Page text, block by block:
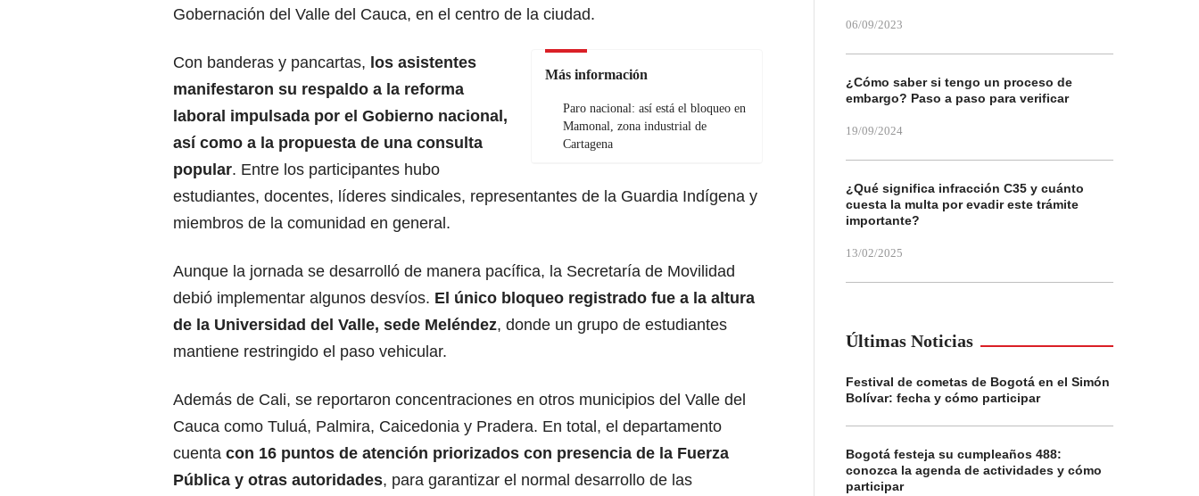
Gobernación del Valle del Cauca, en el centro de la ciudad.
Más información
Paro nacional: así está el bloqueo en
Mamonal, zona industrial de
Cartagena
Con banderas y pancartas, los asistentes
manifestaron su respaldo a la reforma
laboral impulsada por el Gobierno nacional,
así como a la propuesta de una consulta
popular. Entre los participantes hubo
estudiantes, docentes, líderes sindicales, representantes de la Guardia Indígena y
miembros de la comunidad en general.
Aunque la jornada se desarrolló de manera pacífica, la Secretaría de Movilidad
debió implementar algunos desvíos. El único bloqueo registrado fue a la altura
de la Universidad del Valle, sede Meléndez, donde un grupo de estudiantes
mantiene restringido el paso vehicular.
Además de Cali, se reportaron concentraciones en otros municipios del Valle del
Cauca como Tuluá, Palmira, Caicedonia y Pradera. En total, el departamento
cuenta con 16 puntos de atención priorizados con presencia de la Fuerza
Pública y otras autoridades, para garantizar el normal desarrollo de las
06/09/2023
¿Cómo saber si tengo un proceso de
embargo? Paso a paso para verificar
19/09/2024
¿Qué significa infracción C35 y cuánto
cuesta la multa por evadir este trámite
importante?
13/02/2025
Últimas Noticias
Festival de cometas de Bogotá en el Simón
Bolívar: fecha y cómo participar
Bogotá festeja su cumpleaños 488:
conozca la agenda de actividades y cómo
participar